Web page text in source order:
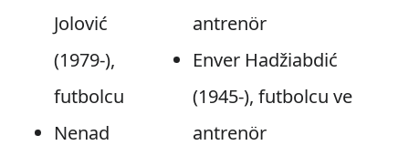
Jolović
(1979-),
futbolcu
Nenad
antrenör
Enver Hadžiabdić
(1945-), futbolcu ve
antrenör